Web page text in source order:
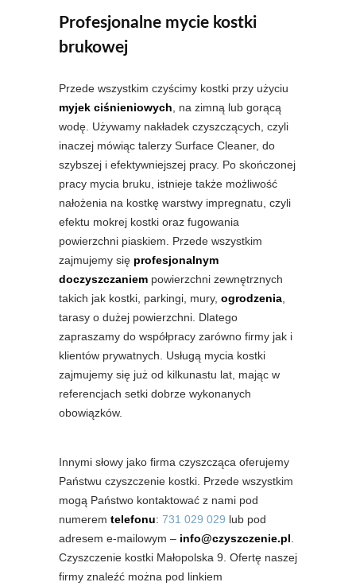
Profesjonalne mycie kostki
brukowej
Przede wszystkim czyścimy kostki przy użyciu
myjek ciśnieniowych, na zimną lub gorącą
wodę. Używamy nakładek czyszczących, czyli
inaczej mówiąc talerzy Surface Cleaner, do
szybszej i efektywniejszej pracy. Po skończonej
pracy mycia bruku, istnieje także możliwość
nałożenia na kostkę warstwy impregnatu, czyli
efektu mokrej kostki oraz fugowania
powierzchni piaskiem. Przede wszystkim
zajmujemy się profesjonalnym
doczyszczaniem powierzchni zewnętrznych
takich jak kostki, parkingi, mury, ogrodzenia,
tarasy o dużej powierzchni. Dlatego
zapraszamy do współpracy zarówno firmy jak i
klientów prywatnych. Usługą mycia kostki
zajmujemy się już od kilkunastu lat, mając w
referencjach setki dobrze wykonanych
obowiązków.
Innymi słowy jako firma czyszcząca oferujemy
Państwu czyszczenie kostki. Przede wszystkim
mogą Państwo kontaktować z nami pod
numerem telefonu: 731 029 029 lub pod
adresem e-mailowym – info@czyszczenie.pl.
Czyszczenie kostki Małopolska 9. Ofertę naszej
firmy znaleźć można pod linkiem